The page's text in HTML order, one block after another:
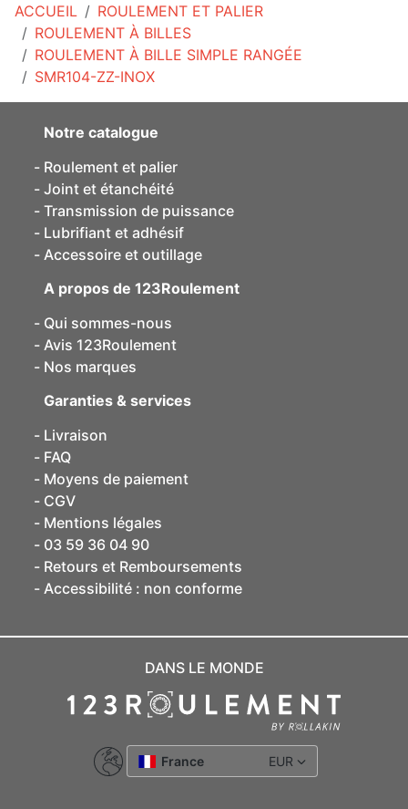
ACCUEIL
ROULEMENT ET PALIER
ROULEMENT À BILLES
ROULEMENT À BILLE SIMPLE RANGÉE
SMR104-ZZ-INOX
Notre catalogue
Roulement et palier
Joint et étanchéité
Transmission de puissance
Lubrifiant et adhésif
Accessoire et outillage
A propos de 123Roulement
Qui sommes-nous
Avis 123Roulement
Nos marques
Garanties & services
Livraison
FAQ
Moyens de paiement
CGV
Mentions légales
03 59 36 04 90
Retours et Remboursements
Accessibilité : non conforme
DANS LE MONDE
France EUR